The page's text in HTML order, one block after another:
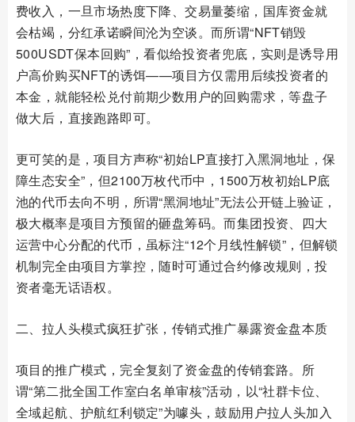
费收入，一旦市场热度下降、交易量萎缩，国库资金就
会枯竭，分红承诺瞬间沦为空谈。而所谓“NFT销毁
500USDT保本回购”，看似给投资者兜底，实则是诱导用
户高价购买NFT的诱饵——项目方仅需用后续投资者的
本金，就能轻松兑付前期少数用户的回购需求，等盘子
做大后，直接跑路即可。
更可笑的是，项目方声称“初始LP直接打入黑洞地址，保
障生态安全”，但2100万枚代币中，1500万枚初始LP底
池的代币去向不明，所谓“黑洞地址”无法公开链上验证，
极大概率是项目方预留的砸盘筹码。而集团投资、四大
运营中心分配的代币，虽标注“12个月线性解锁”，但解锁
机制完全由项目方掌控，随时可通过合约修改规则，投
资者毫无话语权。
二、拉人头模式疯狂扩张，传销式推广暴露资金盘本质
项目的推广模式，完全复刻了资金盘的传销套路。所
谓“第二批全国工作室白名单审核”活动，以“社群卡位、
全域起航、护航红利锁定”为噱头，鼓励用户拉人头加入